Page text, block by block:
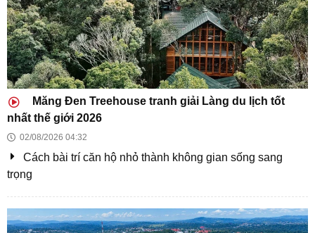
Xu hướng kiến trúc Wellness và tâm lý học không
gian mới